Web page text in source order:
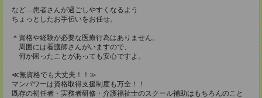
など…患者さんが過ごしやすくなるよう
ちょっとしたお手伝いをお任せ。
＊資格や経験が必要な医療行為はありません。
周囲には看護師さんがいますので、
何か困ったことがあっても安心ですよ。
≪無資格でも大丈夫！！≫
マンパワーは資格取得支援制度も万全！！
既存の初任者・実務者研修・介護福祉士のスクール補助はもちろんのこと